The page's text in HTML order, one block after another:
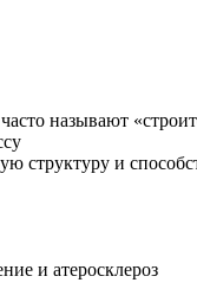
называют
структуру и
и атеросклероз